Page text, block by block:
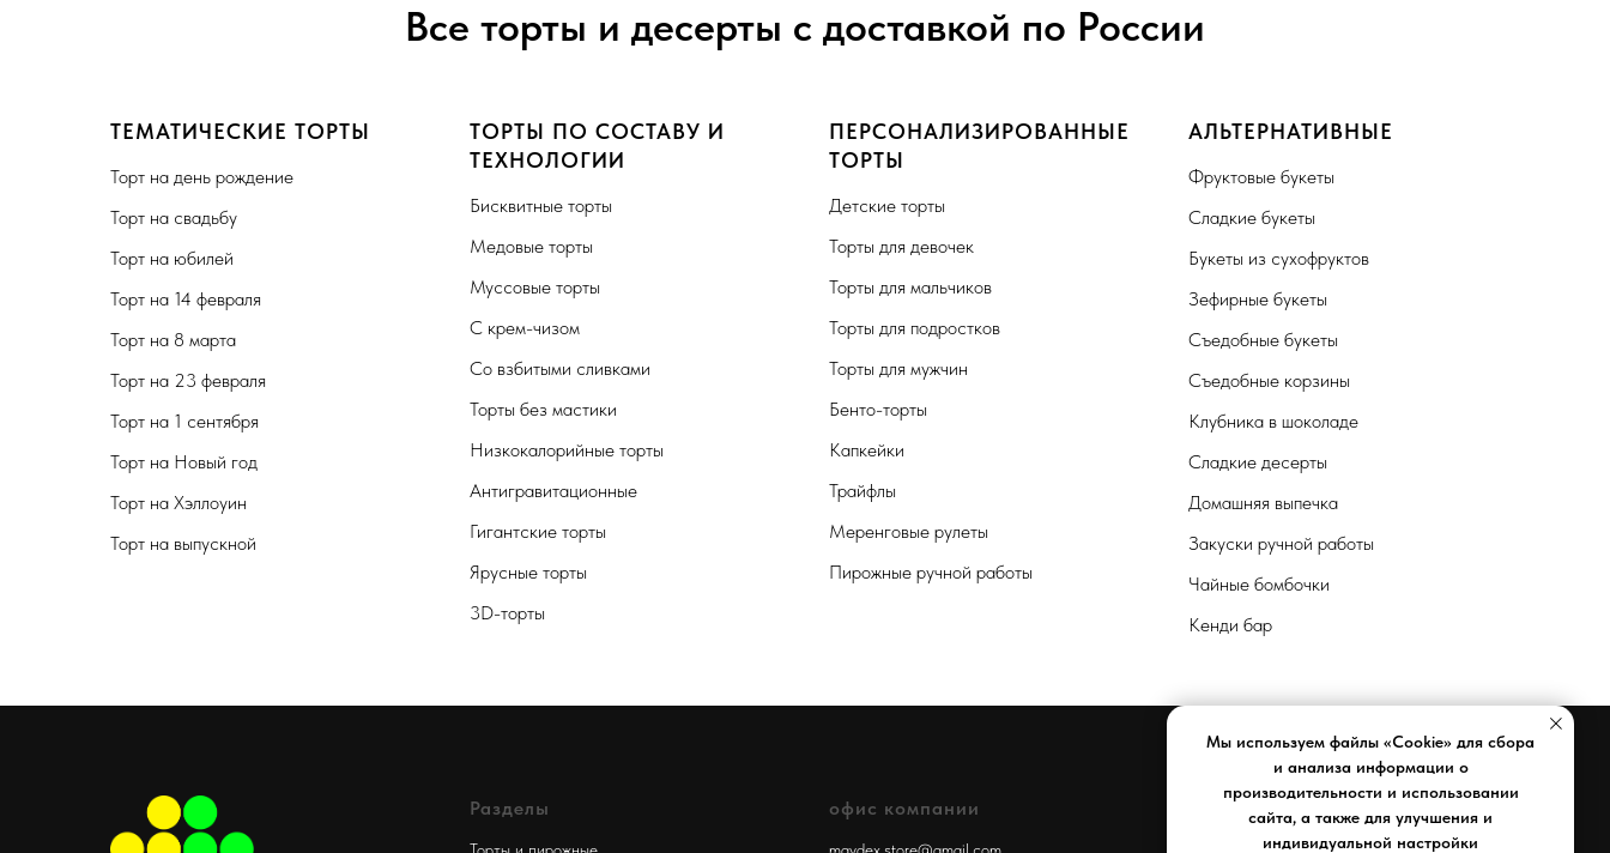
Мы используем файлы «Cookie» для сбора
и анализа информации о
производительности и использовании
сайта, а также для улучшения и
индивидуальной настройки
Все торты и десерты с доставкой по России
ТЕМАТИЧЕСКИЕ ТОРТЫ
Торт на день рождение
Торт на свадьбу
Торт на юбилей
Торт на 14 февраля
Торт на 8 марта
Торт на 23 февраля
Торт на 1 сентября
Торт на Новый год
Торт на Хэллоуин
Торт на выпускной
ТОРТЫ ПО СОСТАВУ И
ТЕХНОЛОГИИ
Бисквитные торты
Медовые торты
Муссовые торты
С крем-чизом
Со взбитыми сливками
Торты без мастики
Низкокалорийные торты
Антигравитационные
Гигантские торты
Ярусные торты
3D-торты
ПЕРСОНАЛИЗИРОВАННЫЕ
ТОРТЫ
Детские торты
Торты для девочек
Торты для мальчиков
Торты для подростков
Торты для мужчин
Бенто-торты
Капкейки
Трайфлы
Меренговые рулеты
Пирожные ручной работы
АЛЬТЕРНАТИВНЫЕ
Фруктовые букеты
Сладкие букеты
Букеты из сухофруктов
Зефирные букеты
Съедобные букеты
Съедобные корзины
Клубника в шоколаде
Сладкие десерты
Домашняя выпечка
Закуски ручной работы
Чайные бомбочки
Кенди бар
Разделы офис компании Документы